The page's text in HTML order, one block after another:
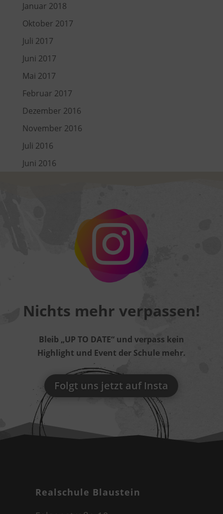
Januar 2018
Oktober 2017
Juli 2017
Juni 2017
Mai 2017
Februar 2017
Dezember 2016
November 2016
Juli 2016
Juni 2016
Nichts mehr verpassen!
Bleib „UP TO DATE“ und verpass kein
Highlight und Event der Schule mehr.
Folgt uns jetzt auf Insta
Realschule Blaustein